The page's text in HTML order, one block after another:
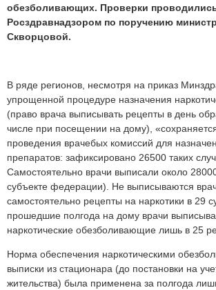
обезболивающих. Проверки
Росздравнадзором по поручению
Скворцовой.
В ряде регионов, несмотря на приказ
упрощенной процедуре назначения
(право врача выписывать рецепты в день
числе при посещении на дому),
проведения врачебых комиссий для
препаратов: зафиксировано 26500 таких
Самостоятельно врачи выписали около
субъекте федерации). Не выписываются
самостоятельно рецепты на наркотики в 29
прошедшие полгода на дому врачи
наркотические обезболивающие лишь в 25
Норма обеспечения наркотическими
выписки из стационара (до постановки на
жительства) была применена за полгода